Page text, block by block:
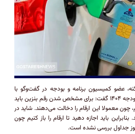
عضو کمیسیون برنامه و بودجه در گفت‌وگو با
درباره قیمت بنزین در بودجه ۱۴۰۴ گفت: برای مشخص شدن رقم بنزین باید
چون معمولا این ارقام را دخالت می‌دهند. شاید در
باید اجازه دهید تا ارقام را باز کنیم چون
جداول بررسی نشده است.